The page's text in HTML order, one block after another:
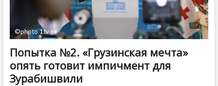
внесения
изменений
©photo 1tv.ge
Попытка №2. «Грузинская мечта»
опять готовит импичмент для
Зурабишвили